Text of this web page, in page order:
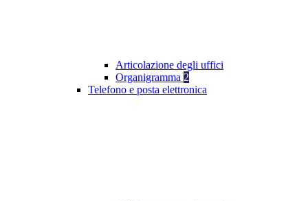
Articolazione degli uffici
Organigramma 2
Telefono e posta elettronica